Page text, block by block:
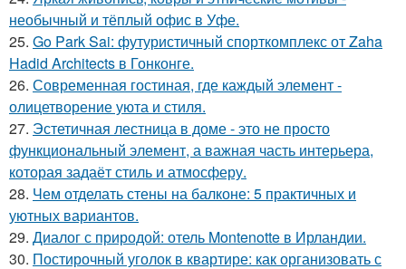
необычный и тёплый офис в Уфе.
25. Go Park Sai: футуристичный спорткомплекс от Zaha
Hadid Architects в Гонконге.
26. Современная гостиная, где каждый элемент -
олицетворение уюта и стиля.
27. Эстетичная лестница в доме - это не просто
функциональный элемент, а важная часть интерьера,
которая задаёт стиль и атмосферу.
28. Чем отделать стены на балконе: 5 практичных и
уютных вариантов.
29. Диалог с природой: отель Montenotte в Ирландии.
30. Постирочный уголок в квартире: как организовать с